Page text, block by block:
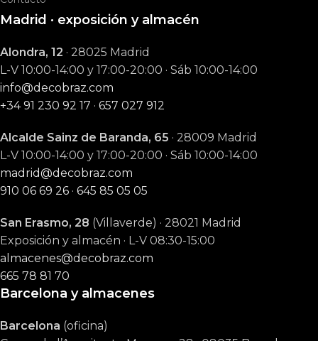
Madrid · exposición y almacén
Alondra, 12 · 28025 Madrid
L-V 10:00-14:00 y 17:00-20:00 · Sáb 10:00-14:00
info@decobraz.com
+34 91 230 92 17 · 657 027 912
Alcalde Sainz de Baranda, 65 · 28009 Madrid
L-V 10:00-14:00 y 17:00-20:00 · Sáb 10:00-14:00
madrid@decobraz.com
910 06 69 26 · 645 85 05 05
San Erasmo, 28 (Villaverde) · 28021 Madrid
Exposición y almacén · L-V 08:30-15:00
almacenes@decobraz.com
665 78 81 70
Barcelona y almacenes
Barcelona (oficina)